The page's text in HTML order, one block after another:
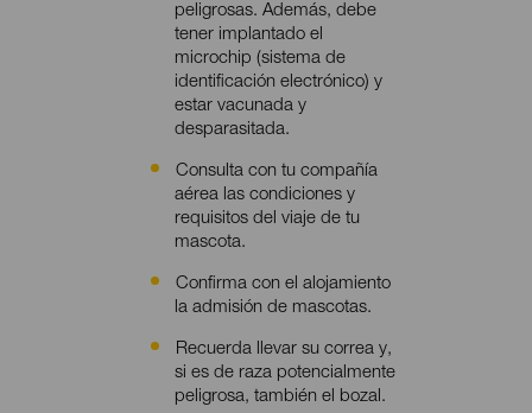
peligrosas. Además, debe
tener implantado el
microchip (sistema de
identificación electrónico) y
estar vacunada y
desparasitada.
Consulta con tu compañía
aérea las condiciones y
requisitos del viaje de tu
mascota.
Confirma con el alojamiento
la admisión de mascotas.
Recuerda llevar su correa y,
si es de raza potencialmente
peligrosa, también el bozal.